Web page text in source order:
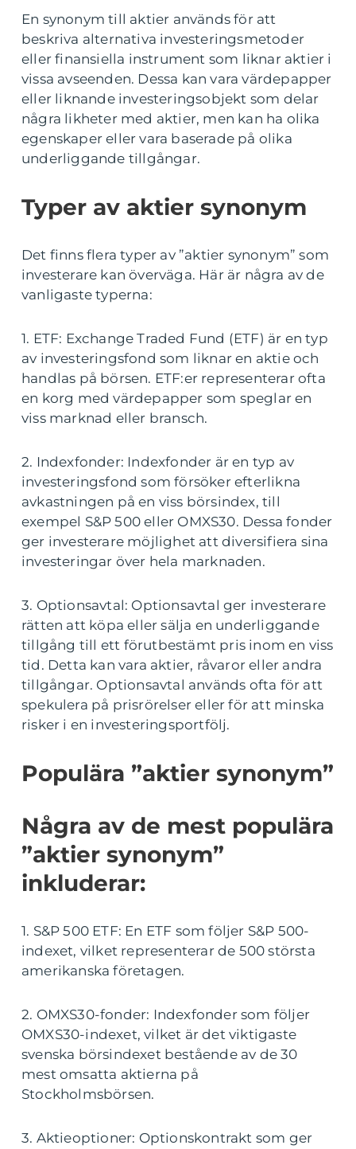
En synonym till aktier används för att
beskriva alternativa investeringsmetoder
eller finansiella instrument som liknar aktier i
vissa avseenden. Dessa kan vara värdepapper
eller liknande investeringsobjekt som delar
några likheter med aktier, men kan ha olika
egenskaper eller vara baserade på olika
underliggande tillgångar.
Typer av aktier synonym
Det finns flera typer av ”aktier synonym” som
investerare kan överväga. Här är några av de
vanligaste typerna:
1. ETF: Exchange Traded Fund (ETF) är en typ
av investeringsfond som liknar en aktie och
handlas på börsen. ETF:er representerar ofta
en korg med värdepapper som speglar en
viss marknad eller bransch.
2. Indexfonder: Indexfonder är en typ av
investeringsfond som försöker efterlikna
avkastningen på en viss börsindex, till
exempel S&P 500 eller OMXS30. Dessa fonder
ger investerare möjlighet att diversifiera sina
investeringar över hela marknaden.
3. Optionsavtal: Optionsavtal ger investerare
rätten att köpa eller sälja en underliggande
tillgång till ett förutbestämt pris inom en viss
tid. Detta kan vara aktier, råvaror eller andra
tillgångar. Optionsavtal används ofta för att
spekulera på prisrörelser eller för att minska
risker i en investeringsportfölj.
Populära ”aktier synonym”
Några av de mest populära
”aktier synonym”
inkluderar:
1. S&P 500 ETF: En ETF som följer S&P 500-
indexet, vilket representerar de 500 största
amerikanska företagen.
2. OMXS30-fonder: Indexfonder som följer
OMXS30-indexet, vilket är det viktigaste
svenska börsindexet bestående av de 30
mest omsatta aktierna på
Stockholmsbörsen.
3. Aktieoptioner: Optionskontrakt som ger